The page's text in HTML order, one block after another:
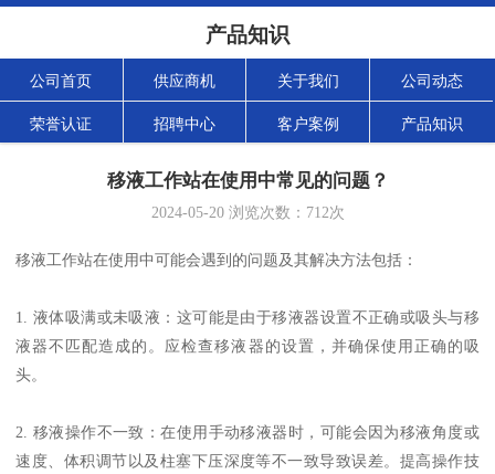
产品知识
公司首页 供应商机 关于我们 公司动态
荣誉认证 招聘中心 客户案例 产品知识
移液工作站在使用中常见的问题？
2024-05-20浏览次数： 712次
移液工作站在使用中可能会遇到的问题及其解决方法包括：
1. 液体吸满或未吸液：这可能是由于移液器设置不正确或吸头与移
液器不匹配造成的。应检查移液器的设置，并确保使用正确的吸
头。
2. 移液操作不一致：在使用手动移液器时，可能会因为移液角度或
速度、体积调节以及柱塞下压深度等不一致导致误差。提高操作技